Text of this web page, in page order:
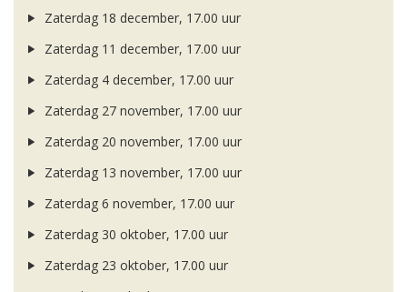
Zaterdag 18 december, 17.00 uur
Zaterdag 11 december, 17.00 uur
Zaterdag 4 december, 17.00 uur
Zaterdag 27 november, 17.00 uur
Zaterdag 20 november, 17.00 uur
Zaterdag 13 november, 17.00 uur
Zaterdag 6 november, 17.00 uur
Zaterdag 30 oktober, 17.00 uur
Zaterdag 23 oktober, 17.00 uur